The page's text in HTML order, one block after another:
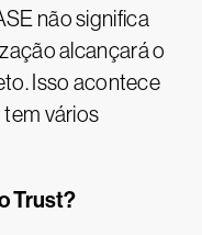
não significa
alcançará o
Isso acontece
vários
Trust?